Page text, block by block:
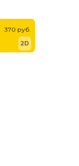
370 руб.
2D